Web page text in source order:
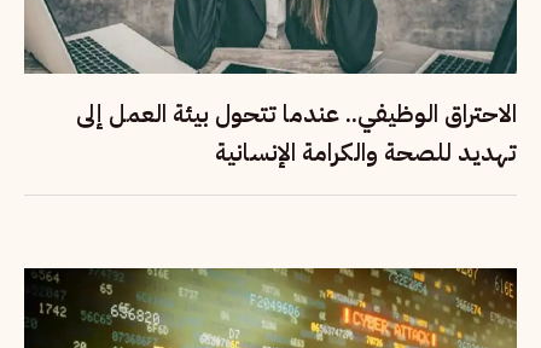
الاحتراق الوظيفي.. عندما تتحول بيئة العمل إلى
تهديد للصحة والكرامة الإنسانية